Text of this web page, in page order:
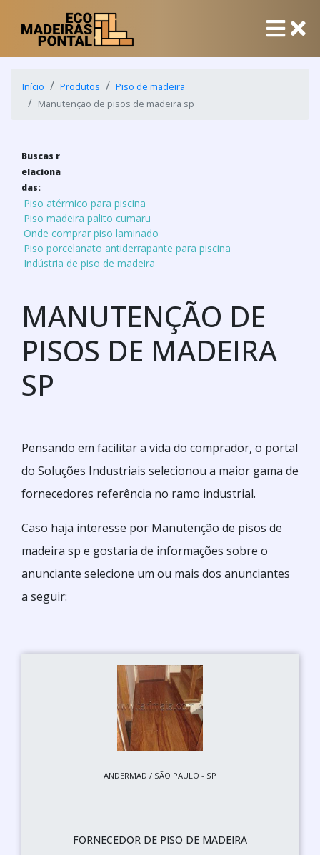
Início Produtos
Piso de madeira
Manutenção de pisos de madeira sp
Buscas r
elaciona
das:
Piso atérmico para piscina
Piso madeira palito cumaru
Onde comprar piso laminado
Piso porcelanato antiderrapante para piscina
Indústria de piso de madeira
MANUTENÇÃO DE
PISOS DE MADEIRA
SP
Pensando em facilitar a vida do comprador, o portal
do Soluções Industriais selecionou a maior gama de
fornecedores referência no ramo industrial.
Caso haja interesse por Manutenção de pisos de
madeira sp e gostaria de informações sobre o
anunciante selecione um ou mais dos anunciantes
a seguir:
ANDERMAD / SÃO PAULO - SP
FORNECEDOR DE PISO DE MADEIRA